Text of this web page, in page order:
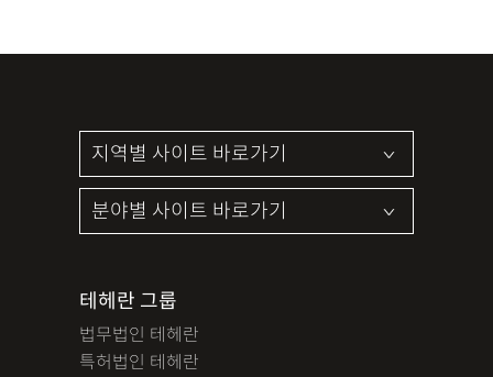
테헤란 그룹
법무법인 테헤란
특허법인 테헤란